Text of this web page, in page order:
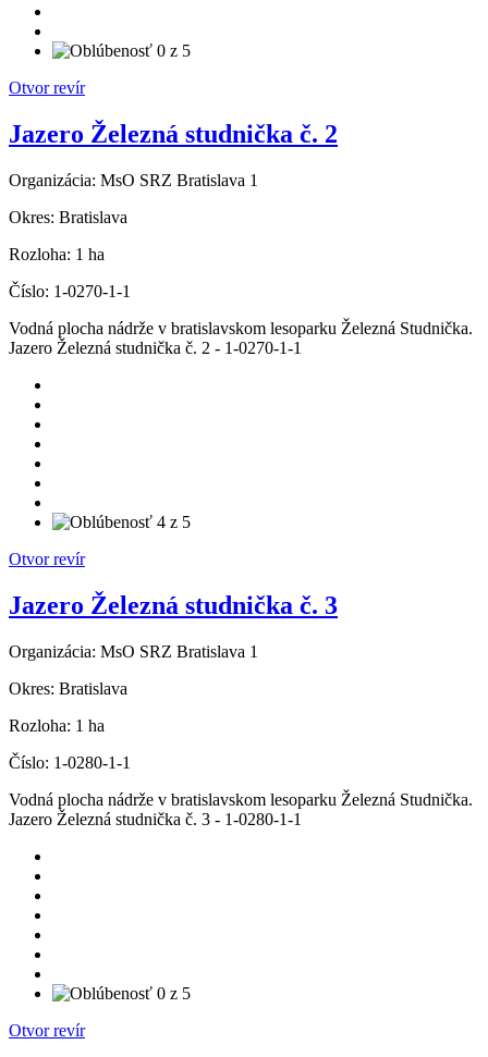
Otvor revír
Jazero Železná studnička č. 2
Organizácia: MsO SRZ Bratislava 1
Okres: Bratislava
Rozloha: 1 ha
Číslo: 1-0270-1-1
Vodná plocha nádrže v bratislavskom lesoparku Železná Studnička.
Jazero Železná studnička č. 2 - 1-0270-1-1
Otvor revír
Jazero Železná studnička č. 3
Organizácia: MsO SRZ Bratislava 1
Okres: Bratislava
Rozloha: 1 ha
Číslo: 1-0280-1-1
Vodná plocha nádrže v bratislavskom lesoparku Železná Studnička.
Jazero Železná studnička č. 3 - 1-0280-1-1
Otvor revír